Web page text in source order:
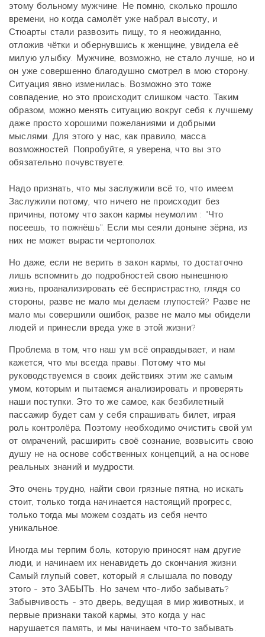
этому больному мужчине. Не помню, сколько прошло
времени, но когда самолёт уже набрал высоту, и
Стюарты стали развозить пищу, то я неожиданно,
отложив чётки и обернувшись к женщине, увидела её
милую улыбку. Мужчине, возможно, не стало лучше, но и
он уже совершенно благодушно смотрел в мою сторону.
Ситуация явно изменилась. Возможно это тоже
совпадение, но это происходит слишком часто. Таким
образом, можно менять ситуацию вокруг себя к лучшему
даже просто хорошими пожеланиями и добрыми
мыслями. Для этого у нас, как правило, масса
возможностей. Попробуйте, я уверена, что вы это
обязательно почувствуете.
Надо признать, что мы заслужили всё то, что имеем.
Заслужили потому, что ничего не происходит без
причины, потому что закон кармы неумолим : "Что
посеешь, то пожнёшь". Если мы сеяли доныне зёрна, из
них не может вырасти чертополох.
Но даже, если не верить в закон кармы, то достаточно
лишь вспомнить до подробностей свою нынешнюю
жизнь, проанализировать её беспристрастно, глядя со
стороны, разве не мало мы делаем глупостей? Разве не
мало мы совершили ошибок, разве не мало мы обидели
людей и принесли вреда уже в этой жизни?
Проблема в том, что наш ум всё оправдывает, и нам
кажется, что мы всегда правы. Потому что мы
руководствуемся в своих действиях этим же самым
умом, которым и пытаемся анализировать и проверять
наши поступки. Это то же самое, как безбилетный
пассажир будет сам у себя спрашивать билет, играя
роль контролёра. Поэтому необходимо очистить свой ум
от омрачений, расширить своё сознание, возвысить свою
душу не на основе собственных концепций, а на основе
реальных знаний и мудрости.
Это очень трудно, найти свои грязные пятна, но искать
стоит, только тогда начинается настоящий прогресс,
только тогда мы можем создать из себя нечто
уникальное.
Иногда мы терпим боль, которую приносят нам другие
люди, и начинаем их ненавидеть до скончания жизни.
Самый глупый совет, который я слышала по поводу
этого - это ЗАБЫТЬ. Но зачем что-либо забывать?
Забывчивость - это дверь, ведущая в мир животных, и
первые признаки такой кармы, это когда у нас
нарушается память, и мы начинаем что-то забывать.